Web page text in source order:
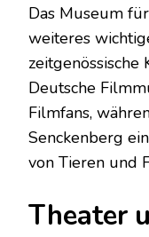
Das Museum
weiteres
zeitgenössische
Deutsche
Filmfans,
Senckenberg
von Tieren und
Theater